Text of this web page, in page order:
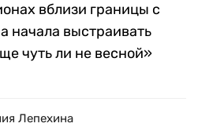
вблизи границы с
начала выстраивать
чуть ли не весной»
Лепехина